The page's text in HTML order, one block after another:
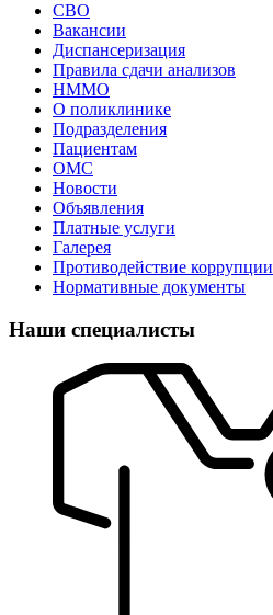
СВО
Вакансии
Диспансеризация
Правила сдачи анализов
НММО
О поликлинике
Подразделения
Пациентам
ОМС
Новости
Объявления
Платные услуги
Галерея
Противодействие коррупции
Нормативные документы
Наши специалисты